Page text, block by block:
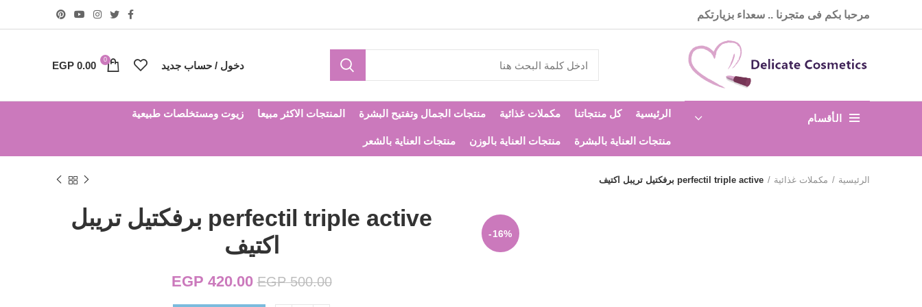
مرحبا بكم فى متجرنا .. سعداء بزيارتكم
دخول / حساب جديد 0
EGP 0.00
الأقسام الرئيسية كل منتجاتنا مكملات غذائية منتجات الجمال وتفتيح البشرة المنتجات الاكثر مبيعا زيوت ومستخلصات طبيعية
منتجات العناية بالبشرة منتجات العناية بالوزن منتجات العناية بالشعر
الرئيسية مكملات غذائية perfectil triple active برفكتيل تريبل اكتيف
-16%
perfectil triple active برفكتيل تريبل
اكتيف
EGP500.00 السعر الأصلي هو: EGP 500.00.
EGP 420.00